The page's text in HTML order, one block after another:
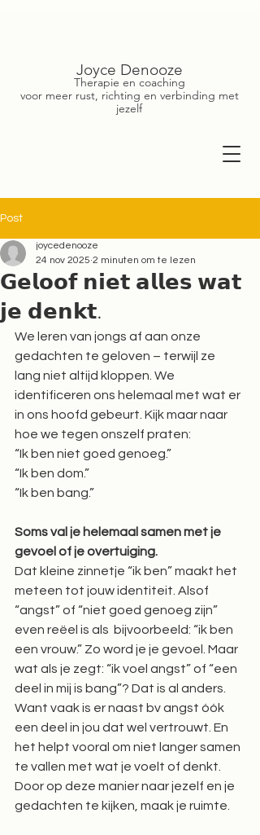
Joyce Denooze
Therapie en coaching
voor meer rust, richting en verbinding met
jezelf
Post
𝗚𝗲𝗹𝗼𝗼𝗳 𝗻𝗶𝗲𝘁 𝗮𝗹𝗹𝗲𝘀 𝘄𝗮𝘁
𝗷𝗲 𝗱𝗲𝗻𝗸𝘁.
joycedenooze
24 nov 2025 2 minuten om te lezen
We leren van jongs af aan onze
gedachten te geloven – terwijl ze
lang niet altijd kloppen. We
identificeren ons helemaal met wat er
in ons hoofd gebeurt. Kijk maar naar
hoe we tegen onszelf praten:
“Ik ben niet goed genoeg.”
“Ik ben dom.”
“Ik ben bang.”
Soms val je helemaal samen met je
gevoel of je overtuiging.
Dat kleine zinnetje “ik ben” maakt het
meteen tot jouw identiteit. Alsof
“angst” of “niet goed genoeg zijn”
even reëel is als  bijvoorbeeld: “ik ben
een vrouw.” Zo word je je gevoel. Maar
wat als je zegt: “ik voel angst” of “een
deel in mij is bang”? Dat is al anders.
Want vaak is er naast bv angst óók
een deel in jou dat wel vertrouwt. En
het helpt vooral om niet langer samen
te vallen met wat je voelt of denkt.
Door op deze manier naar jezelf en je
gedachten te kijken, maak je ruimte.